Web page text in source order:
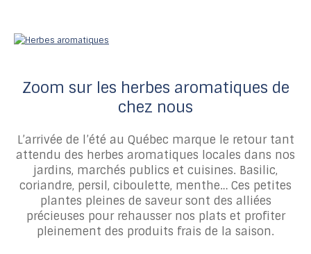
Zoom sur les herbes aromatiques de
chez nous
L’arrivée de l’été au Québec marque le retour tant
attendu des herbes aromatiques locales dans nos
jardins, marchés publics et cuisines. Basilic,
coriandre, persil, ciboulette, menthe… Ces petites
plantes pleines de saveur sont des alliées
précieuses pour rehausser nos plats et profiter
pleinement des produits frais de la saison.